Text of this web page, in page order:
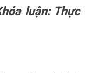
luận: